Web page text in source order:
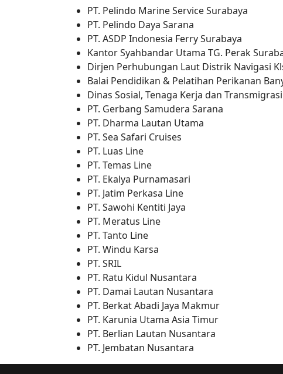
PT. Pelindo Marine Service Surabaya
PT. Pelindo Daya Sarana
PT. ASDP Indonesia Ferry Surabaya
Kantor Syahbandar Utama TG. Perak
Dirjen Perhubungan Laut Distrik Navigasi
Balai Pendidikan & Pelatihan Perikanan
Dinas Sosial, Tenaga Kerja dan
PT. Gerbang Samudera Sarana
PT. Dharma Lautan Utama
PT. Sea Safari Cruises
PT. Luas Line
PT. Temas Line
PT. Ekalya Purnamasari
PT. Jatim Perkasa Line
PT. Sawohi Kentiti Jaya
PT. Meratus Line
PT. Tanto Line
PT. Windu Karsa
PT. SRIL
PT. Ratu Kidul Nusantara
PT. Damai Lautan Nusantara
PT. Berkat Abadi Jaya Makmur
PT. Karunia Utama Asia Timur
PT. Berlian Lautan Nusantara
PT. Jembatan Nusantara